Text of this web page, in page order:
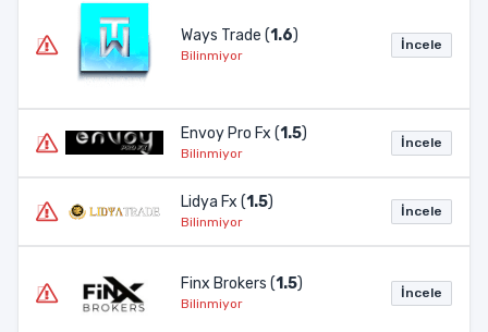
Ways Trade (1.6)
Bilinmiyor
İncele
Envoy Pro Fx (1.5)
Bilinmiyor
İncele
Lidya Fx (1.5)
Bilinmiyor
İncele
Finx Brokers (1.5)
Bilinmiyor
İncele